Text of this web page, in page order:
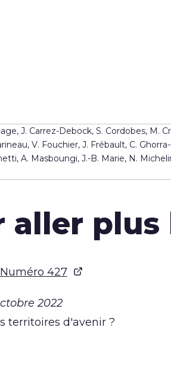
J. Carrez-Debock, S. Cordobes, M.
V. Fouchier, J. Frébault, C.
A. Masboungi, J.-B. Marie, N.
aller plus
427
2022
territoires d'avenir ?